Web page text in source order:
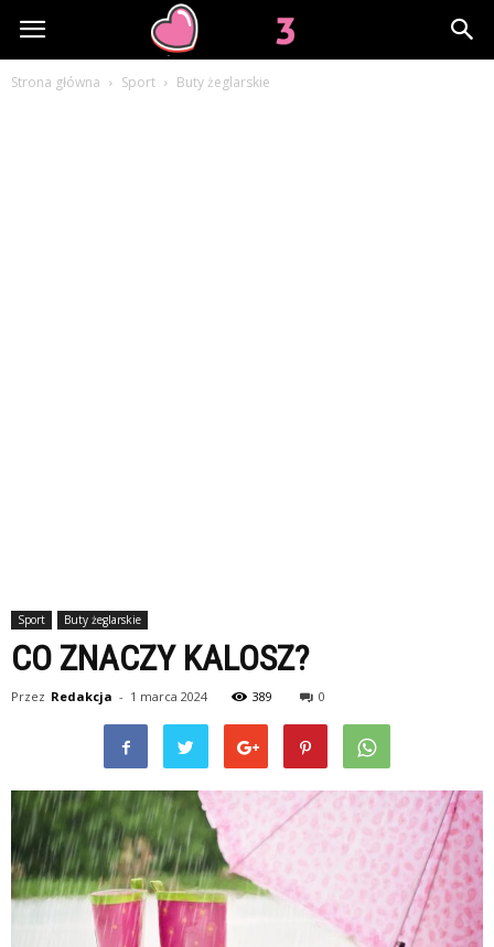
Lov3.pl
Strona główna Sport Buty żeglarskie
Sport Buty żeglarskie
CO ZNACZY KALOSZ?
Przez Redakcja - 1 marca 2024 389 0